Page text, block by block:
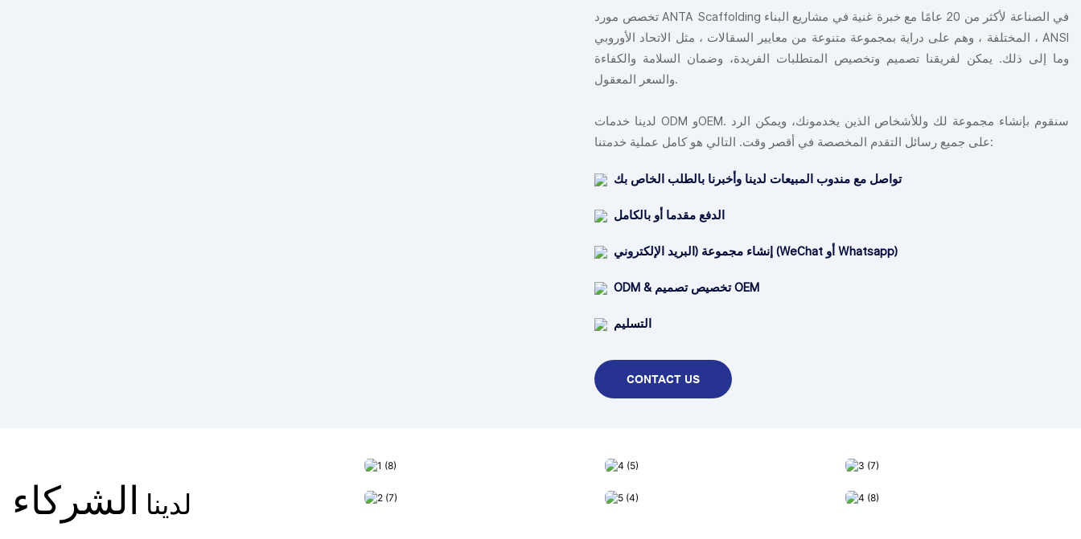
تخصص مورد ANTA Scaffolding في الصناعة لأكثر من 20 عامًا مع خبرة غنية في مشاريع البناء
المختلفة ، وهم على دراية بمجموعة متنوعة من معايير السقالات ، مثل الاتحاد الأوروبي ، ANSI
وما إلى ذلك. يمكن لفريقنا تصميم وتخصيص المتطلبات الفريدة، وضمان السلامة والكفاءة
والسعر المعقول.
لدينا خدمات ODM وOEM. سنقوم بإنشاء مجموعة لك وللأشخاص الذين يخدمونك، ويمكن الرد
على جميع رسائل التقدم المخصصة في أقصر وقت. التالي هو كامل عملية خدمتنا:
تواصل مع مندوب المبيعات لدينا وأخبرنا بالطلب الخاص بك
إنشاء مجموعة (البريد الإلكتروني (WeChat أو Whatsapp)
ODM & تخصيص تصميم OEM
التسليم
CONTACT US
لدينا الشركاء